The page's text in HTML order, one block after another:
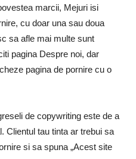
marcii, Mejuri isi
cu doar una sau doua
sa afle mai multe sunt
pagina Despre noi, dar
pagina de pornire cu o
de copywriting este de a
Clientul tau tinta ar trebui sa
si sa spuna „Acest site